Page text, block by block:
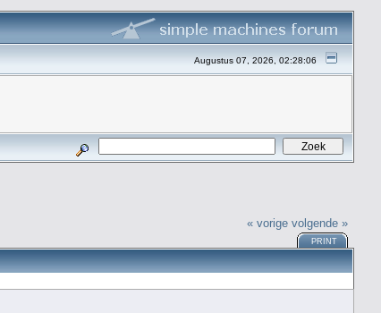
Augustus 07, 2026, 02:28:06
« vorige volgende »
PRINT